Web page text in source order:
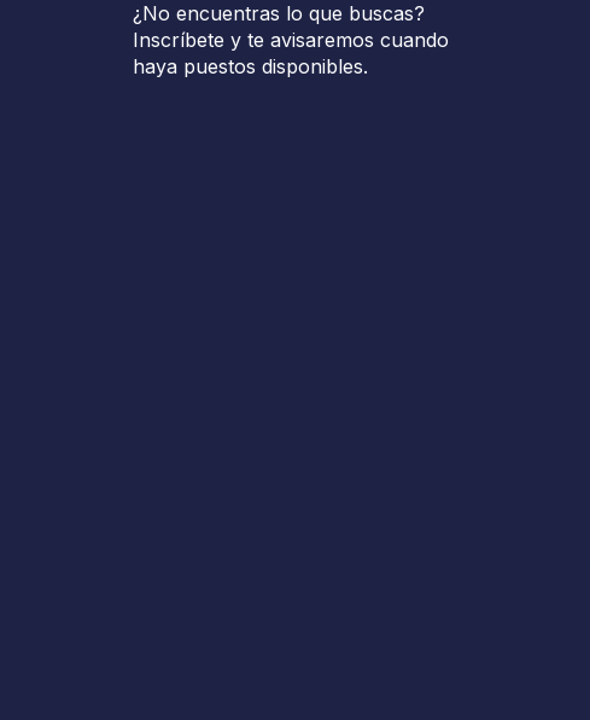
¿No encuentras lo que buscas?
Inscríbete y te avisaremos cuando
haya puestos disponibles.